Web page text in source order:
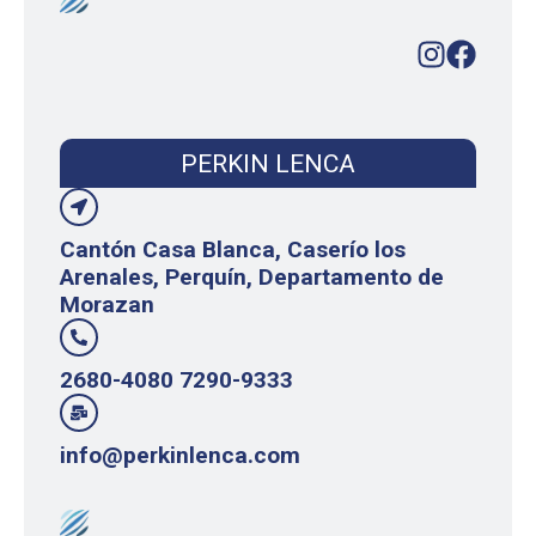
PERKIN LENCA
Cantón Casa Blanca, Caserío los
Arenales, Perquín, Departamento de
Morazan
2680-4080 7290-9333
info@perkinlenca.com